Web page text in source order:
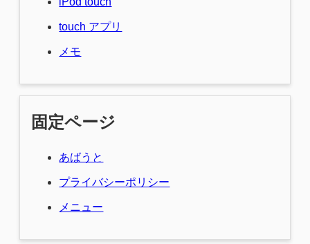
touch アプリ
メモ
固定ページ
あばうと
プライバシーポリシー
メニュー